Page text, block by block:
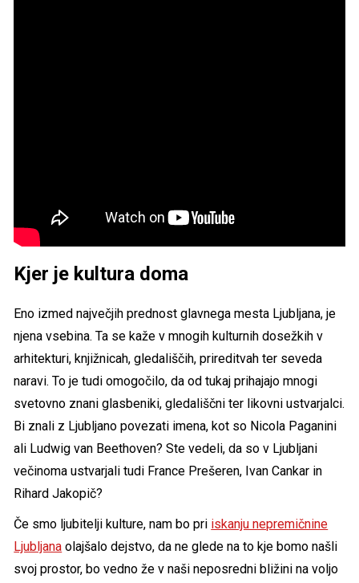
Kjer je kultura doma
Eno izmed največjih prednost glavnega mesta Ljubljana, je
njena vsebina. Ta se kaže v mnogih kulturnih dosežkih v
arhitekturi, knjižnicah, gledališčih, prireditvah ter seveda
naravi. To je tudi omogočilo, da od tukaj prihajajo mnogi
svetovno znani glasbeniki, gledališčni ter likovni ustvarjalci.
Bi znali z Ljubljano povezati imena, kot so Nicola Paganini
ali Ludwig van Beethoven? Ste vedeli, da so v Ljubljani
večinoma ustvarjali tudi France Prešeren, Ivan Cankar in
Rihard Jakopič?
Če smo ljubitelji kulture, nam bo pri iskanju nepremičnine
Ljubljana olajšalo dejstvo, da ne glede na to kje bomo našli
svoj prostor, bo vedno že v naši neposredni bližini na voljo